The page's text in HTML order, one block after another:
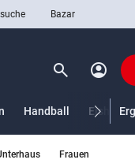
Bazar
search Suchen
account_circle
Handball
Frauen